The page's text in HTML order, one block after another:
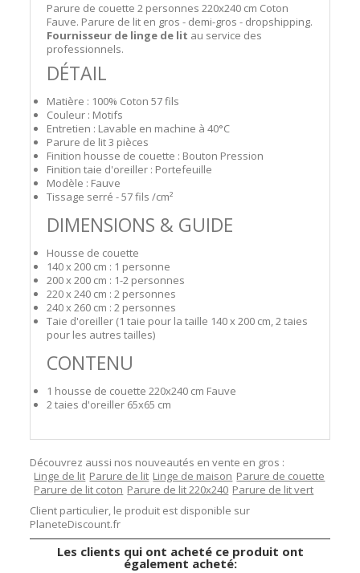
Parure de couette 2 personnes 220x240 cm Coton
Fauve. Parure de lit en gros - demi-gros - dropshipping.
Fournisseur de linge de lit au service des
professionnels.
DÉTAIL
Matière : 100% Coton 57 fils
Couleur : Motifs
Entretien : Lavable en machine à 40°C
Parure de lit 3 pièces
Finition housse de couette : Bouton Pression
Finition taie d'oreiller : Portefeuille
Modèle : Fauve
Tissage serré - 57 fils /cm²
DIMENSIONS & GUIDE
Housse de couette
140 x 200 cm : 1 personne
200 x 200 cm : 1-2 personnes
220 x 240 cm : 2 personnes
240 x 260 cm : 2 personnes
Taie d'oreiller (1 taie pour la taille 140 x 200 cm, 2 taies
pour les autres tailles)
CONTENU
1 housse de couette 220x240 cm Fauve
2 taies d'oreiller 65x65 cm
Découvrez aussi nos nouveautés en vente en gros :
Linge de lit Parure de lit Linge de maison Parure de couette
Parure de lit coton Parure de lit 220x240 Parure de lit vert
Client particulier, le produit est disponible sur
PlaneteDiscount.fr
Les clients qui ont acheté ce produit ont
également acheté: